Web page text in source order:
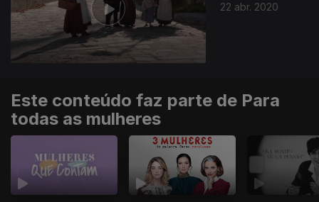
22 abr. 2020
Este conteúdo faz parte de Para
todas as mulheres